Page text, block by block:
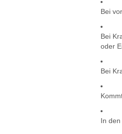
Bei
Bei
oder
Bei
In